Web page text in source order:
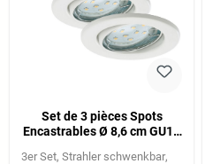
Set de 3 pièces Spots
Encastrables Ø 8,6 cm GU10
3er Set Strahler schwenkbar